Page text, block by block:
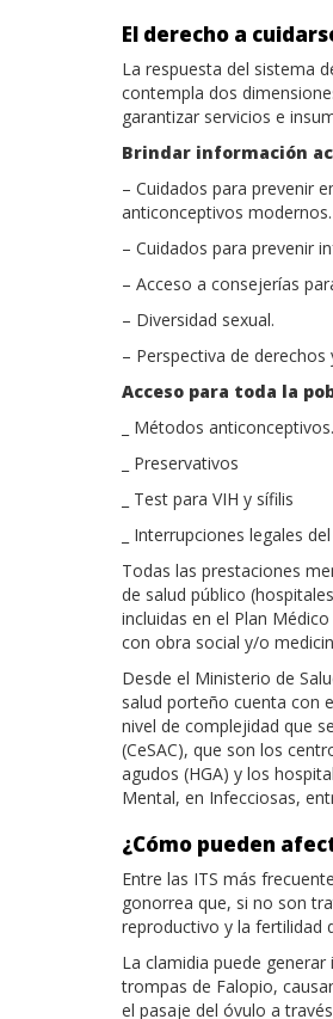
El derecho a
La respuesta del sistema
contempla dos
garantizar servicios e
Brindar información
– Cuidados para prevenir
anticonceptivos modernos.
– Cuidados para prevenir
– Acceso a consejerías
– Diversidad sexual.
– Perspectiva de derechos
Acceso para toda la
_ Métodos anticonceptivos.
_ Preservativos
_ Test para VIH y sífilis
_ Interrupciones legales
Todas las prestaciones
de salud público
incluidas en el Plan
con obra social y/o
Desde el Ministerio de
salud porteño cuenta con
nivel de complejidad que
(CeSAC), que son los
agudos (HGA) y los
Mental, en Infecciosas,
¿Cómo pueden
Entre las ITS más
gonorrea que, si no son
reproductivo y la fertilidad
La clamidia puede
trompas de Falopio,
el pasaje del óvulo a